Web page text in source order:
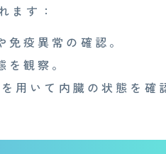
ます：
免疫異常の確認。
を観察。
用いて内臓の状態を確